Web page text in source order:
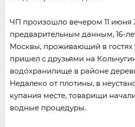
ЧП произошло вечером 11 июня
предварительным данным, 16-
Москвы, проживающий в гостях
пришел с друзьями на
водохранилище в районе
Недалеко от плотины, в
купания месте, товарищи
водные процедуры.